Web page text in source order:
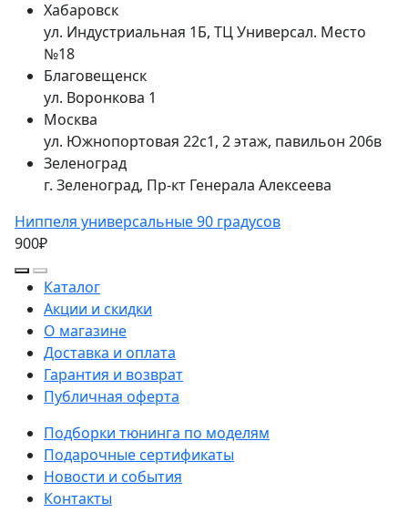
Хабаровск
ул. Индустриальная 1Б, ТЦ Универсал. Место
№18
Благовещенск
ул. Воронкова 1
Москва
ул. Южнопортовая 22с1, 2 этаж, павильон 206в
Зеленоград
г. Зеленоград, Пр-кт Генерала Алексеева
Ниппеля универсальные 90 градусов
900₽
Каталог
Акции и скидки
О магазине
Доставка и оплата
Гарантия и возврат
Публичная оферта
Подборки тюнинга по моделям
Подарочные сертификаты
Новости и события
Контакты